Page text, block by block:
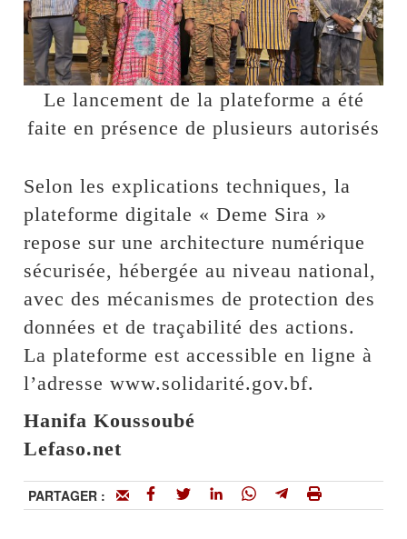
Le lancement de la plateforme a été
faite en présence de plusieurs autorisés
Selon les explications techniques, la
plateforme digitale « Deme Sira »
repose sur une architecture numérique
sécurisée, hébergée au niveau national,
avec des mécanismes de protection des
données et de traçabilité des actions.
La plateforme est accessible en ligne à
l’adresse www.solidarité.gov.bf.
Hanifa Koussoubé
Lefaso.net
PARTAGER :